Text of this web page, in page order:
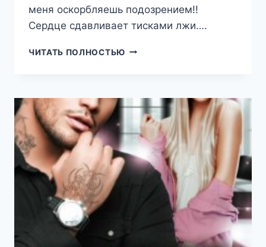
меня оскорбляешь подозрением!!
Сердце сдавливает тисками лжи….
ЧИТАТЬ ПОЛНОСТЬЮ ИЗМЕНА.
(РЕГИНА
ЯНТАРНАЯ)